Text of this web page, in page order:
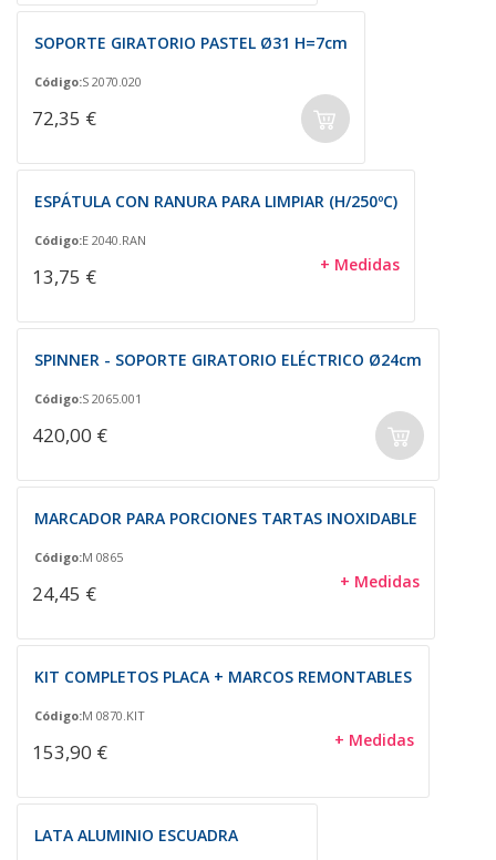
SOPORTE GIRATORIO PASTEL Ø31 H=7cm
Código:S 2070.020
72,35 €
ESPÁTULA CON RANURA PARA LIMPIAR (H/250ºC)
Código:E 2040.RAN
13,75 € + Medidas
SPINNER - SOPORTE GIRATORIO ELÉCTRICO Ø24cm
Código:S 2065.001
420,00 €
MARCADOR PARA PORCIONES TARTAS INOXIDABLE
Código:M 0865
24,45 € + Medidas
KIT COMPLETOS PLACA + MARCOS REMONTABLES
Código:M 0870.KIT
153,90 € + Medidas
LATA ALUMINIO ESCUADRA